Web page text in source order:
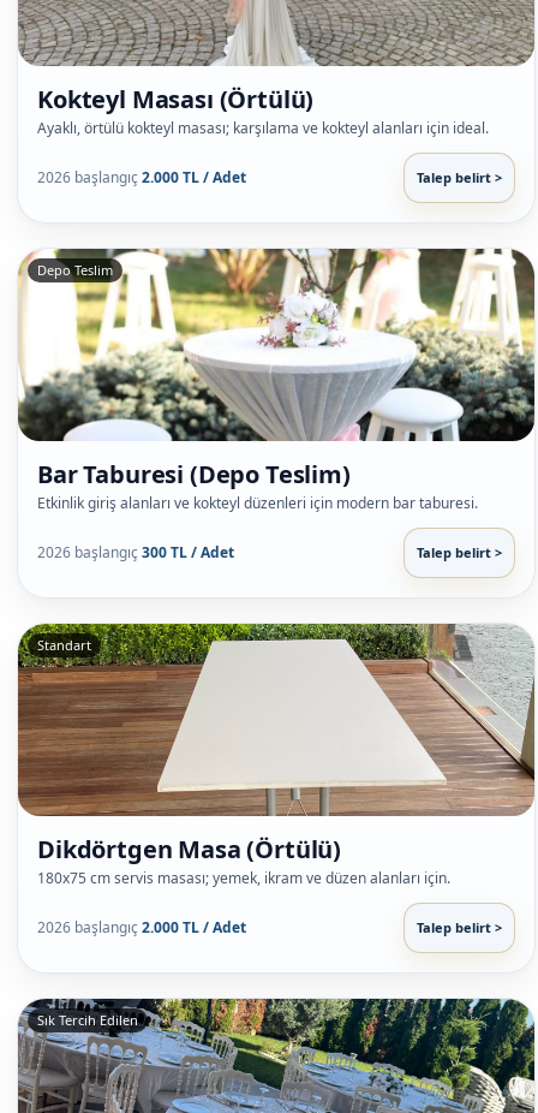
Kokteyl Masası (Örtülü)
Ayaklı, örtülü kokteyl masası; karşılama ve kokteyl alanları için ideal.
2026 başlangıç2.000 TL / Adet Talep belirt >
Depo Teslim
Bar Taburesi (Depo Teslim)
Etkinlik giriş alanları ve kokteyl düzenleri için modern bar taburesi.
2026 başlangıç300 TL / Adet Talep belirt >
Standart
Dikdörtgen Masa (Örtülü)
180x75 cm servis masası; yemek, ikram ve düzen alanları için.
2026 başlangıç2.000 TL / Adet Talep belirt >
Sık Tercih Edilen